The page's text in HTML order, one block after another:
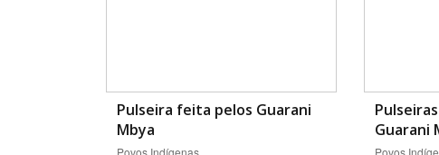
Pulseira feita pelos Guarani
Mbya
Guarani